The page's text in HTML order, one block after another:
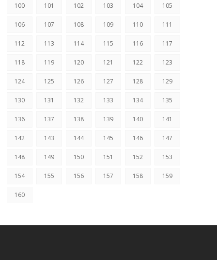
100 101 102 103 104 105
106 107 108 109 110 111
112 113 114 115 116 117
118 119 120 121 122 123
124 125 126 127 128 129
130 131 132 133 134 135
136 137 138 139 140 141
142 143 144 145 146 147
148 149 150 151 152 153
154 155 156 157 158 159
160